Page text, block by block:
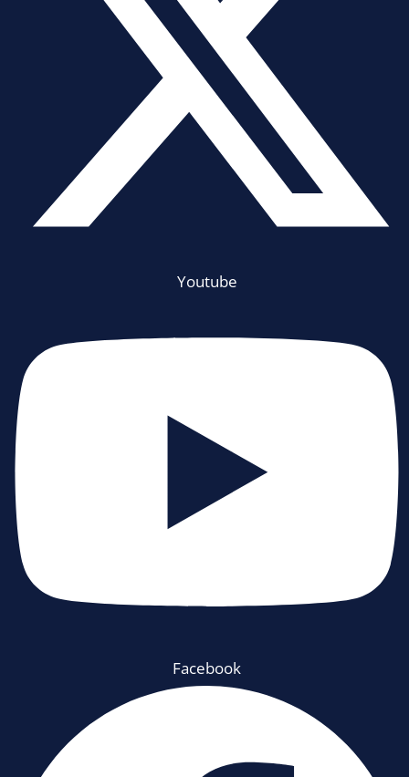
Youtube
Facebook